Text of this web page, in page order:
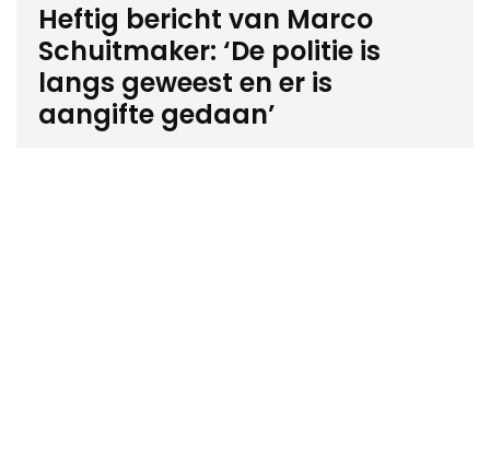
Heftig bericht van Marco
Schuitmaker: ‘De politie is
langs geweest en er is
aangifte gedaan’